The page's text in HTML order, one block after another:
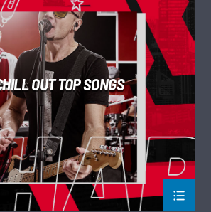
OUT TOP SONGS